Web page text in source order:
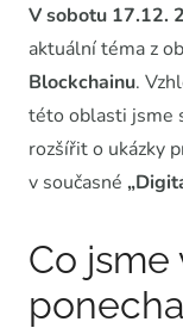
V sobotu 17.12.
aktuální téma z
Blockchainu.
této oblasti jsme
rozšířit o ukázky
v současné
Co jsme